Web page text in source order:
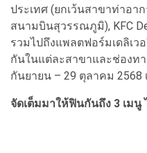
ประเทศ (ยกเว้นสาขาท่าอา
สนามบินสุวรรณภูมิ), KFC
รวมไปถึงแพลตฟอร์มเดลิเว
กันในแต่ละสาขาและช่องท
กันยายน – 29 ตุลาคม 2568
จัดเต็มมาให้ฟินกันถึง 3 เมนู